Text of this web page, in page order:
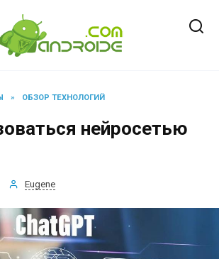
» ОБЗОР ТЕХНОЛОГИЙ
нейросетью
Eugene